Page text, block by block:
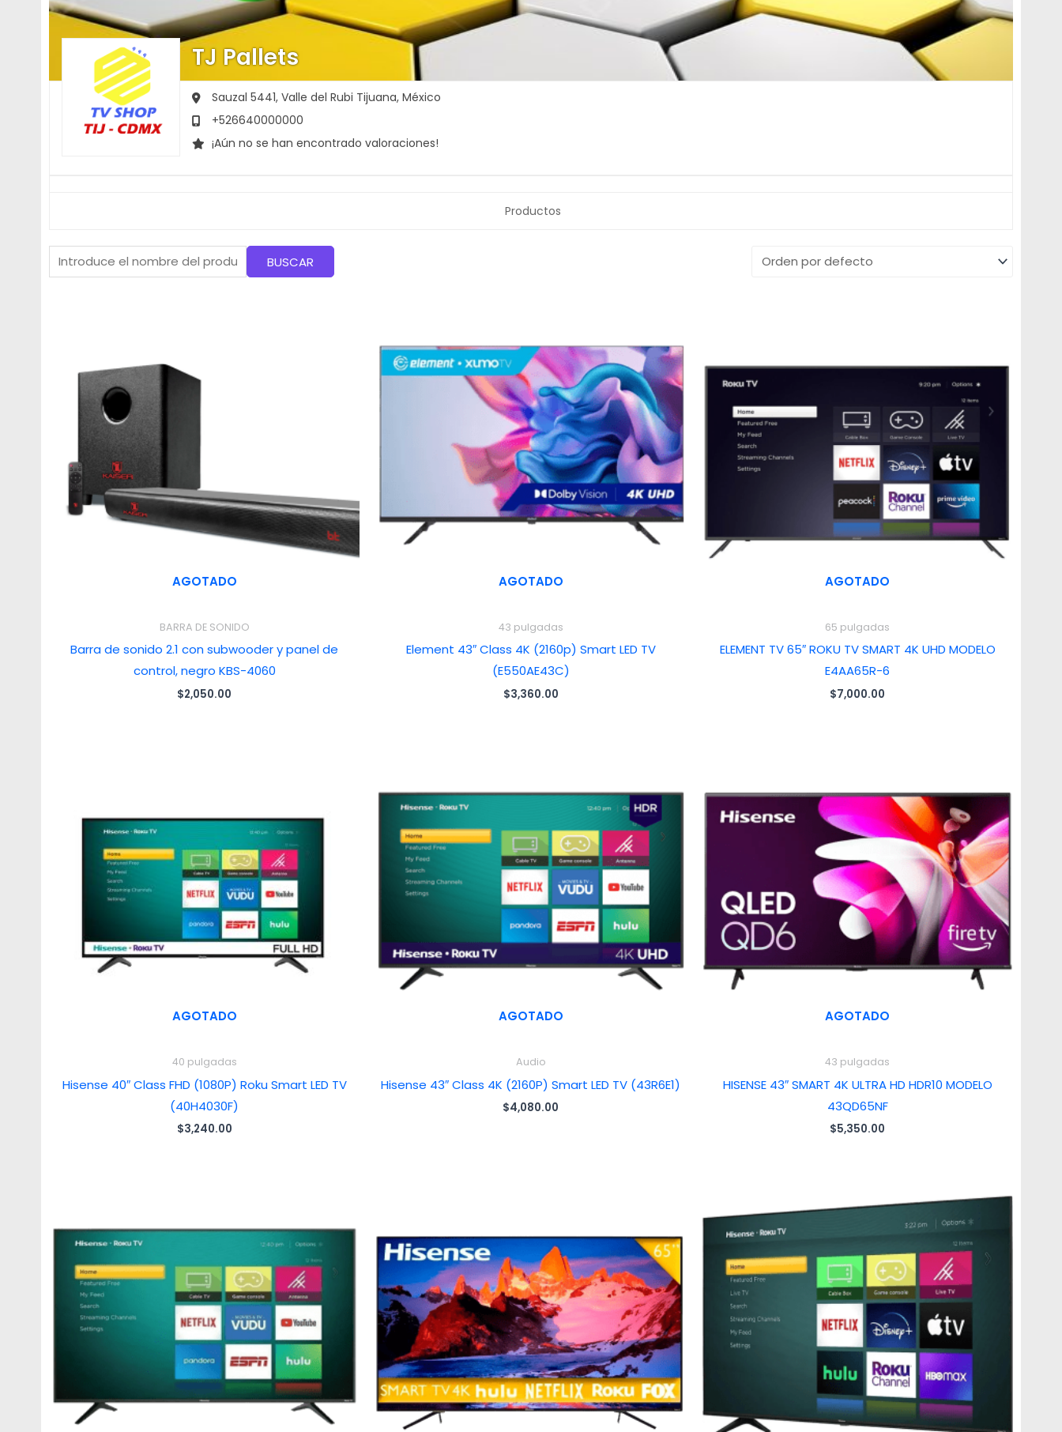
TJ Pallets
Sauzal 5441, Valle del Rubi Tijuana, México
+526640000000
¡Aún no se han encontrado valoraciones!
Productos
AGOTADO
BARRA DE SONIDO
Barra de sonido 2.1 con subwooder y panel de
control, negro KBS-4060
$2,050.00
AGOTADO
43 pulgadas
Element 43″ Class 4K (2160p) Smart LED TV
(E550AE43C)
$3,360.00
AGOTADO
65 pulgadas
ELEMENT TV 65″ ROKU TV SMART 4K UHD MODELO
E4AA65R-6
$7,000.00
AGOTADO
40 pulgadas
Hisense 40″ Class FHD (1080P) Roku Smart LED TV
(40H4030F)
$3,240.00
AGOTADO
Audio
Hisense 43″ Class 4K (2160P) Smart LED TV (43R6E1)
$4,080.00
AGOTADO
43 pulgadas
HISENSE 43″ SMART 4K ULTRA HD HDR10 MODELO
43QD65NF
$5,350.00